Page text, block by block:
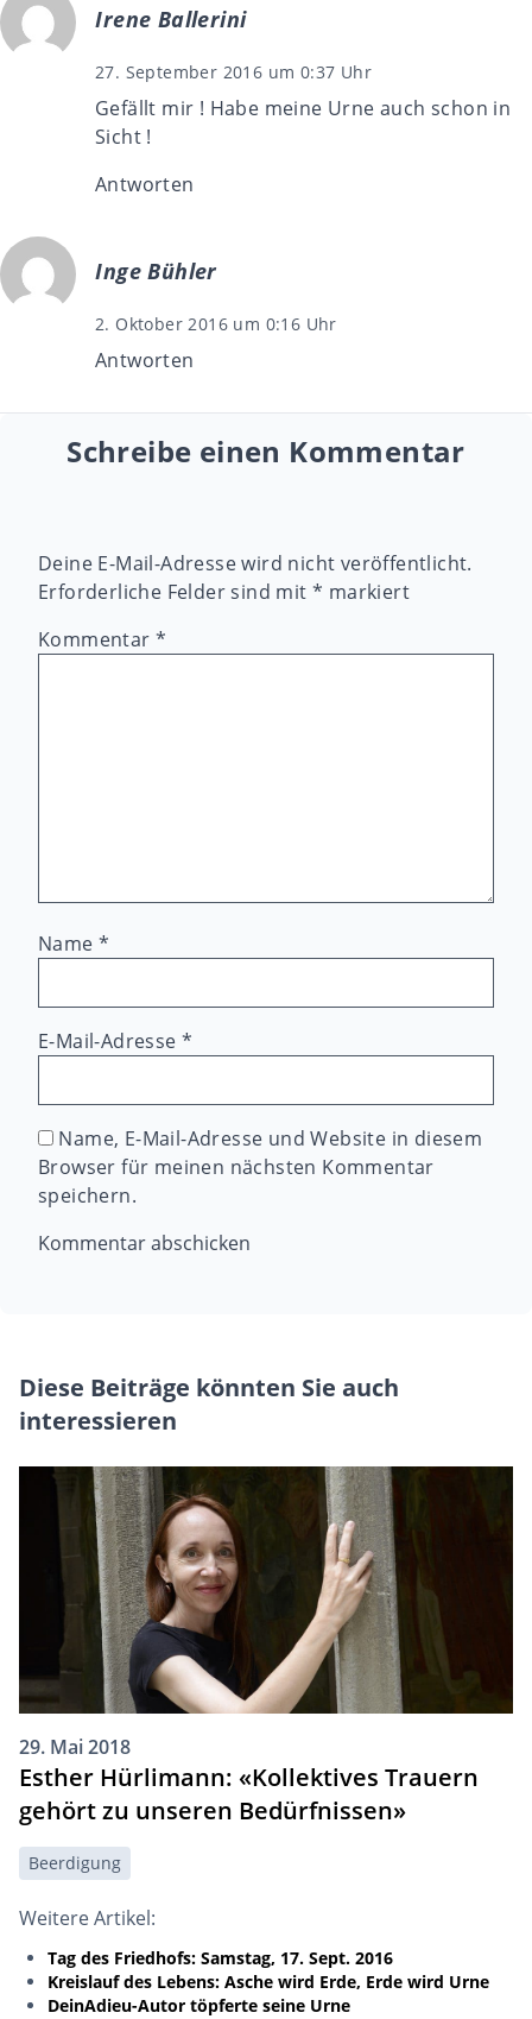
Irene Ballerini
27. September 2016 um 0:37 Uhr
Gefällt mir ! Habe meine Urne auch schon in
Sicht !
Antworten
Inge Bühler
2. Oktober 2016 um 0:16 Uhr
Antworten
Schreibe einen Kommentar
Deine E-Mail-Adresse wird nicht veröffentlicht.
Erforderliche Felder sind mit * markiert
Kommentar*
Name *
E-Mail-Adresse*
Name, E-Mail-Adresse und Website in diesem
Browser für meinen nächsten Kommentar
speichern.
Diese Beiträge könnten Sie auch
interessieren
29. Mai 2018
Esther Hürlimann: «Kollektives Trauern
gehört zu unseren Bedürfnissen»
Beerdigung
Weitere Artikel:
Tag des Friedhofs: Samstag, 17. Sept. 2016
Kreislauf des Lebens: Asche wird Erde, Erde wird Urne
DeinAdieu-Autor töpferte seine Urne